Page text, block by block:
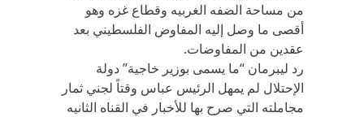
من مساحة الضفه الغربيه وقطاع غزه وهو
أقصى ما وصل إليه المفاوض الفلسطيني بعد
عقدين من المفاوضات.
رد ليبرمان “ما يسمى بوزير خاجية” دولة
الإحتلال لم يمهل الرئيس عباس وقتاً لجني ثمار
مجاملته التي صرح بها للأخبار في القناه الثانيه